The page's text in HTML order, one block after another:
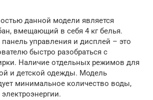
данной модели является
вмещающий в себя 4 кг белья.
управления и дисплей – это
быстро разобраться с
Наличие отдельных режимов для
и детской одежды. Модель
минимальное количество воды,